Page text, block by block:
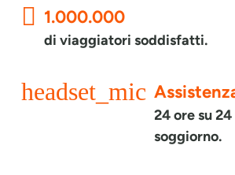
1.000.000
di viaggiatori soddisfatti.
headset_mic
24 ore su
soggiorno.